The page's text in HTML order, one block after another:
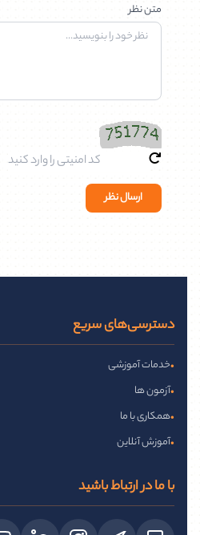
متن نظر
ارسال نظر
دسترسی‌های سریع
•خدمات آموزشی
•آزمون ها
•همکاری با ما
•آموزش آنلاین
با ما در ارتباط باشید